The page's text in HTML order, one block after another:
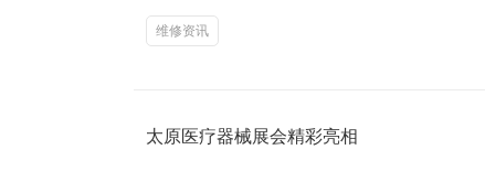
维修资讯
太原医疗器械展会精彩亮相